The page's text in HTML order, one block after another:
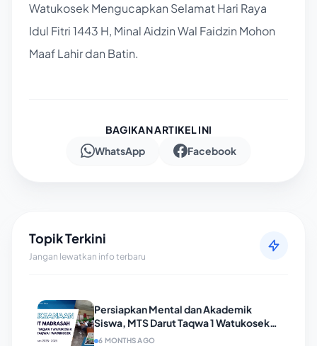
Watukosek Mengucapkan Selamat Hari Raya
Idul Fitri 1443 H, Minal Aidzin Wal Faidzin Mohon
Maaf Lahir dan Batin.
BAGIKAN ARTIKEL INI
WhatsApp
Facebook
Topik Terkini
Jangan lewatkan info terbaru
Persiapkan Mental dan Akademik
Siswa, MTS Darut Taqwa 1 Watukosek
Gelar TryOut Madrasah Selama
6 MONTHS AGO